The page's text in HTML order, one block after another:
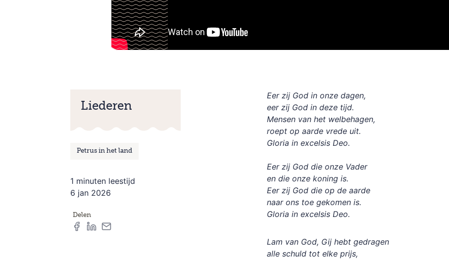
Eer zij God in onze dagen,
eer zij God in deze tijd.
Mensen van het welbehagen,
roept op aarde vrede uit.
Gloria in excelsis Deo.
Eer zij God die onze Vader
en die onze koning is.
Eer zij God die op de aarde
naar ons toe gekomen is.
Gloria in excelsis Deo.
Lam van God, Gij hebt gedragen
alle schuld tot elke prijs,
Liederen
Petrus in het land
1 minuten leestijd
6 jan 2026
Delen